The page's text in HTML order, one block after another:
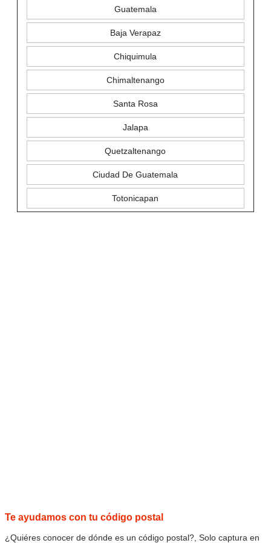
Guatemala
Baja Verapaz
Chiquimula
Chimaltenango
Santa Rosa
Jalapa
Quetzaltenango
Ciudad De Guatemala
Totonicapan
Te ayudamos con tu código postal
¿Quiéres conocer de dónde es un código postal?, Solo captura en